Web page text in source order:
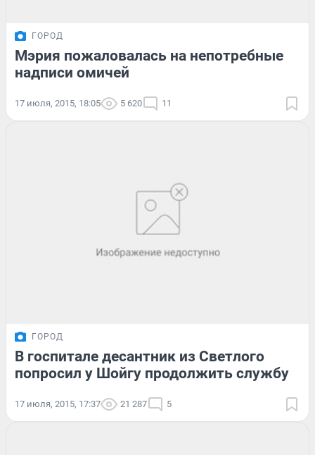
ГОРОД
Мэрия пожаловалась на непотребные
надписи омичей
17 июля, 2015, 18:05 5 620 11
ГОРОД
В госпитале десантник из Светлого
попросил у Шойгу продолжить службу
17 июля, 2015, 17:37 21 287 5